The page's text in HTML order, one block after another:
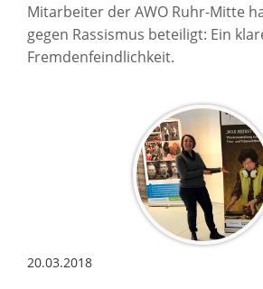
Mitarbeiter der AWO Ruhr-Mitte
gegen Rassismus beteiligt: Ein
Fremdenfeindlichkeit.
20.03.2018